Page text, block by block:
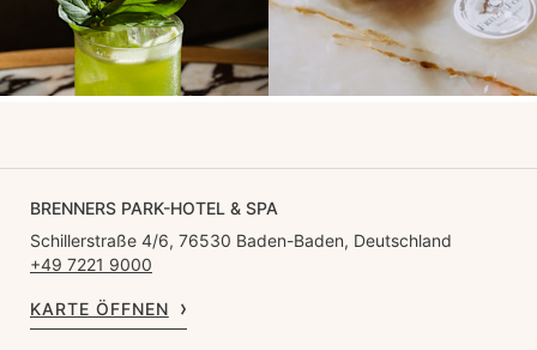
BRENNERS PARK-HOTEL & SPA
Schillerstraße 4/6, 76530 Baden-Baden, Deutschland
+49 7221 9000
KARTE ÖFFNEN